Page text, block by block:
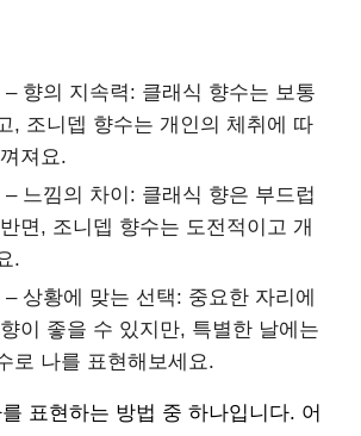
향의 지속력: 클래식 향수는 보통
, 조니뎁 향수는 개인의 체취에 따
져요.
느낌의 차이: 클래식 향은 부드럽
면, 조니뎁 향수는 도전적이고 개
.
상황에 맞는 선택: 중요한 자리에
이 좋을 수 있지만, 특별한 날에는
로 나를 표현해보세요.
표현하는 방법 중 하나입니다. 어